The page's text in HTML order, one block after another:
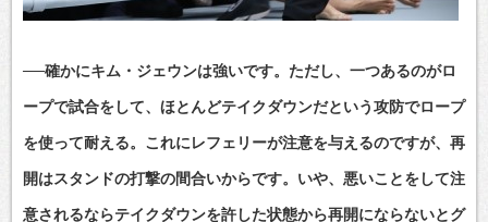
──確かにキム・ジェウンは強いです。ただし、一つあるのがロ
ープで試合をして、ほとんどテイクダウンだという攻防でロープ
を使って耐える。これにレフェリーが注意を与えるのですが、再
開はスタンドの打撃の間合いからです。いや、悪いことをして注
意されるならテイクダウンを許した状態から再開にならないとグ